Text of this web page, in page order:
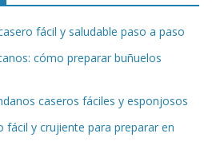
fácil y saludable paso a paso
cómo preparar buñuelos
caseros fáciles y esponjosos
fácil y crujiente para preparar en